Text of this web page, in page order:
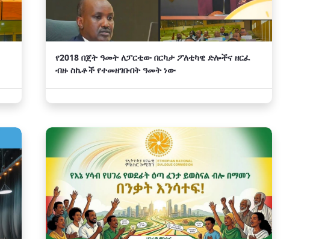
የ2018 በጀት ዓመት ለፓርቲው በርካታ ፖለቲካዊ ድሎችና ዘርፈ
ብዙ ስኬቶች የተመዘገቡበት ዓመት ነው